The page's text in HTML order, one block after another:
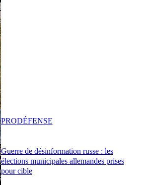
Guerre de désinformation russe : les
élections municipales allemandes prises
pour cible
PRODÉFENSE